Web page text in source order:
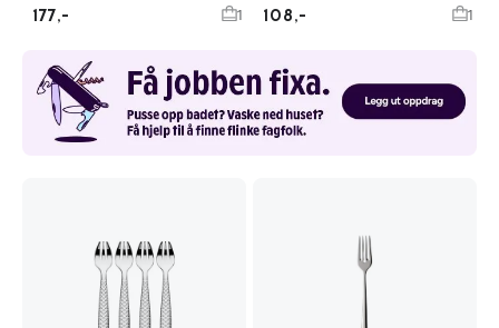
177,- 1 108,- 1